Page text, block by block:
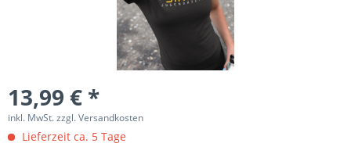
13,99 € *
inkl. MwSt.zzgl. Versandkosten
Lieferzeit ca. 5 Tage